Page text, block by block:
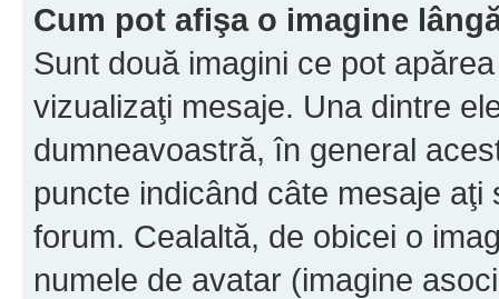
Cum pot afişa o imagine
Sunt două imagini ce pot
vizualizaţi mesaje. Una dintre
dumneavoastră, în general
puncte indicând câte mesaje
forum. Cealaltă, de obicei o
numele de avatar (imagine